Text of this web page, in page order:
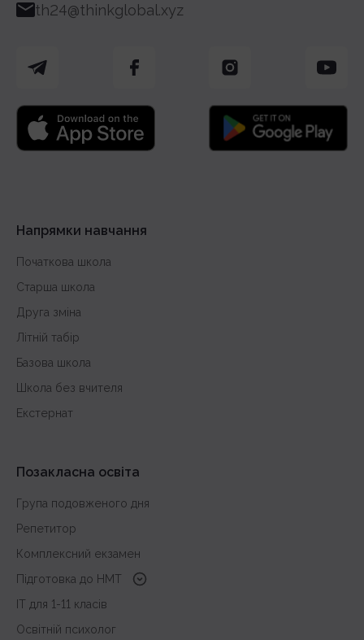
th24@thinkglobal.xyz
Напрямки навчання
Початкова школа
Старша школа
Друга зміна
Літній табір
Базова школа
Школа без вчителя
Екстернат
Позакласна освіта
Група подовженого дня
Репетитор
Комплексний екзамен
Підготовка до HMT
з української мови
з історії України
IT для 1-11 класів
Освітній психолог